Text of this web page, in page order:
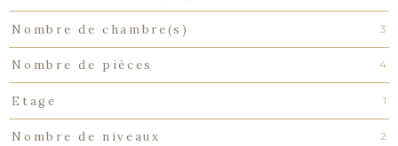
Nombre de chambre(s) 3
Nombre de pièces 4
Etage 1
Nombre de niveaux 2